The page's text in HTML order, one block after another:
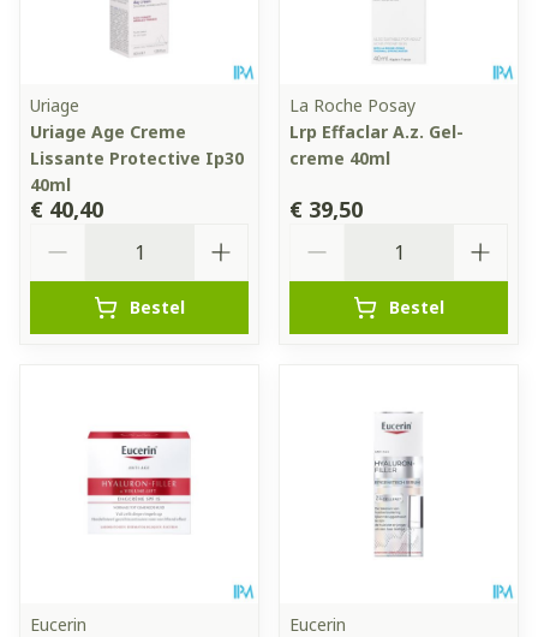
Uriage
Uriage Age Creme
Lissante Protective Ip30
40ml
€ 40,40
Bestel
La Roche Posay
Lrp Effaclar A.z. Gel-
creme 40ml
€ 39,50
Bestel
Eucerin
Eucerin